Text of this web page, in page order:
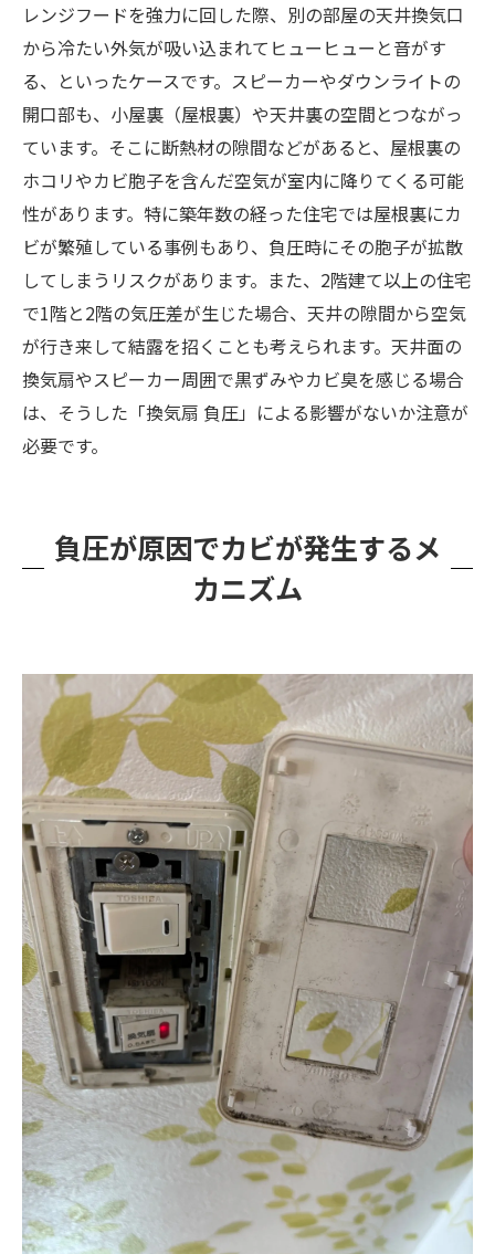
レンジフードを強力に回した際、別の部屋の天井換気口
から冷たい外気が吸い込まれてヒューヒューと音がす
る、といったケースです。スピーカーやダウンライトの
開口部も、小屋裏（屋根裏）や天井裏の空間とつながっ
ています。そこに断熱材の隙間などがあると、屋根裏の
ホコリやカビ胞子を含んだ空気が室内に降りてくる可能
性があります。特に築年数の経った住宅では屋根裏にカ
ビが繁殖している事例もあり、負圧時にその胞子が拡散
してしまうリスクがあります。また、2階建て以上の住宅
で1階と2階の気圧差が生じた場合、天井の隙間から空気
が行き来して結露を招くことも考えられます。天井面の
換気扇やスピーカー周囲で黒ずみやカビ臭を感じる場合
は、そうした「換気扇 負圧」による影響がないか注意が
必要です。
負圧が原因でカビが発生するメ
カニズム